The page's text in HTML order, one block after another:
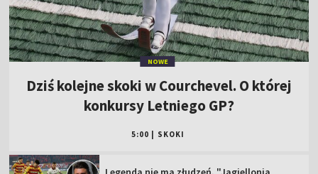
NOWE
Dziś kolejne skoki w Courchevel. O której
konkursy Letniego GP?
5:00 SKOKI